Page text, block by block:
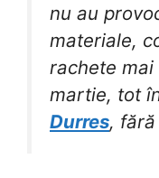
nu au
materiale,
rachete
martie, tot
Durres,